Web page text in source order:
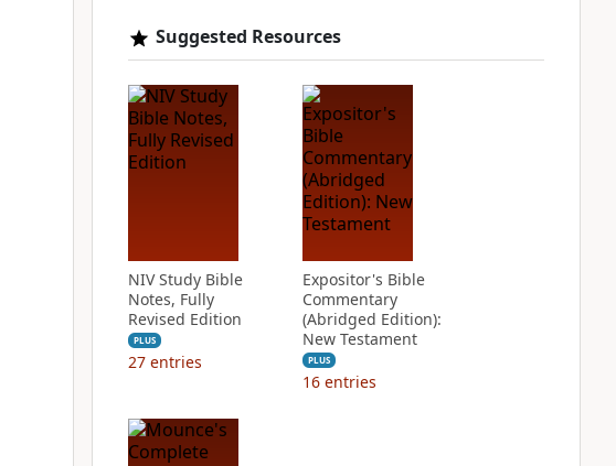
Suggested Resources
NIV Study Bible
Notes, Fully
Revised Edition
PLUS
27 entries
Expositor's Bible
Commentary
(Abridged Edition):
New Testament
PLUS
16 entries